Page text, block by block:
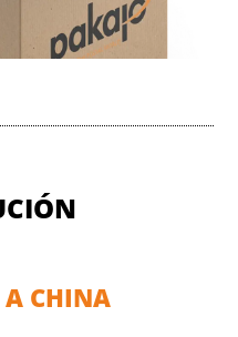
A CHINA